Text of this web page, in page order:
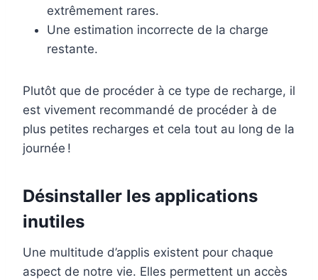
extrêmement rares.
Une estimation incorrecte de la charge
restante.
Plutôt que de procéder à ce type de recharge, il
est vivement recommandé de procéder à de
plus petites recharges et cela tout au long de la
journée !
Désinstaller les applications
inutiles
Une multitude d’applis existent pour chaque
aspect de notre vie. Elles permettent un accès